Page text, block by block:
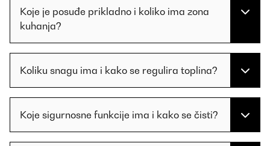
Koje je posuđe prikladno i koliko ima zona
kuhanja?
Koliku snagu ima i kako se regulira toplina?
Koje sigurnosne funkcije ima i kako se čisti?